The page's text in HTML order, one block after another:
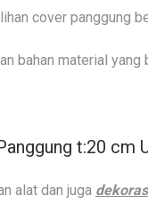
cover panggung
bahan material
t:20 cm
alat dan juga